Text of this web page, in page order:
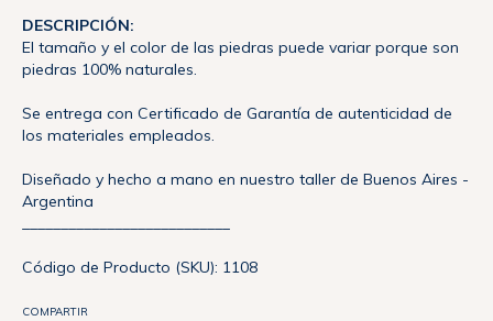
DESCRIPCIÓN:
El tamaño y el color de las piedras puede variar porque son
piedras 100% naturales.
Se entrega con Certificado de Garantía de autenticidad de
los materiales empleados.
Diseñado y hecho a mano en nuestro taller de Buenos Aires -
Argentina
Código de Producto (SKU): 1108
COMPARTIR